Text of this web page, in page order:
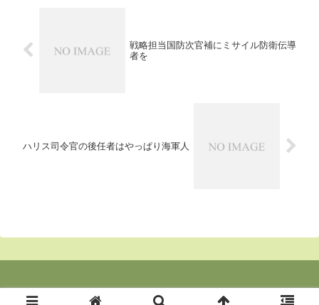
戦略担当国防次官補にミサイル防衛伝導
者を
ハリス司令官の後任者はやっぱり海軍人
© 2020 東京の郊外より２.